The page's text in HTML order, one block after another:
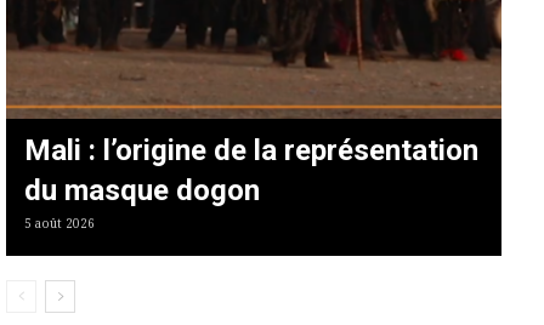
Mali : l’origine de la représentation
du masque dogon
5 août 2026